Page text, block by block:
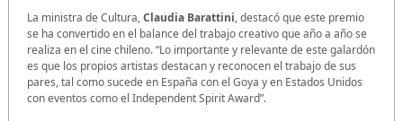
La ministra de Cultura,Claudia Barattini, destacó que este premio
se ha convertido en el balance del trabajo creativo que año a año se
realiza en el cine chileno. “Lo importante y relevante de este galardón
es que los propios artistas destacan y reconocen el trabajo de sus
pares, tal como sucede en España con el Goya y en Estados Unidos
con eventos como el Independent Spirit Award”.